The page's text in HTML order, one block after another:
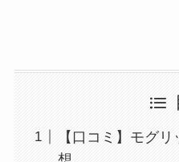
【口コミ】モグ